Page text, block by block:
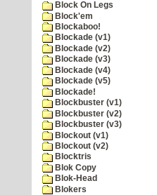
Block On Legs
Block'em
Blockaboo!
Blockade (v1)
Blockade (v2)
Blockade (v3)
Blockade (v4)
Blockade (v5)
Blockade!
Blockbuster (v1)
Blockbuster (v2)
Blockbuster (v3)
Blockout (v1)
Blockout (v2)
Blocktris
Blok Copy
Blok-Head
Blokers